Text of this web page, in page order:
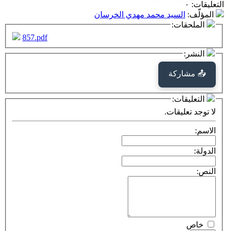
محمد مهدي الخرسان